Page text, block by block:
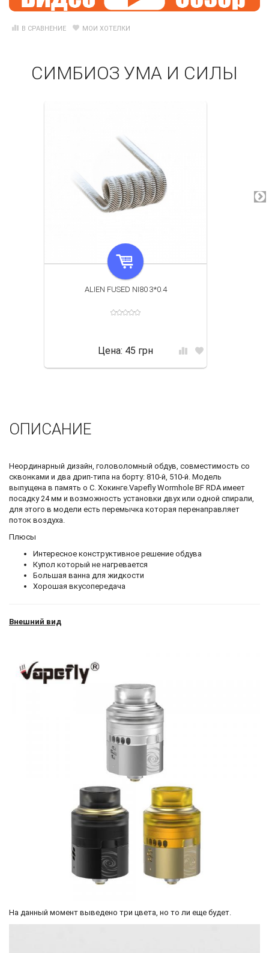
В СРАВНЕНИЕ МОИ ХОТЕЛКИ
СИМБИОЗ УМА И СИЛЫ
ALIEN FUSED NI80 3*0.4
Цена: 45 грн
ОПИСАНИЕ
Неординарный дизайн, головоломный обдув, совместимость со
сквонками и два дрип-типа на борту: 810-й, 510-й. Модель
выпущена в память о С. Хокинге.Vapefly Wormhole BF RDA имеет
посадку 24 мм и возможность установки двух или одной спирали,
для этого в модели есть перемычка которая перенаправляет
поток воздуха.
Плюсы
Интересное конструктивное решение обдува
Купол который не нагревается
Большая ванна для жидкости
Хорошая вкусопередача
Внешний вид
На данный момент выведено три цвета, но то ли еще будет.